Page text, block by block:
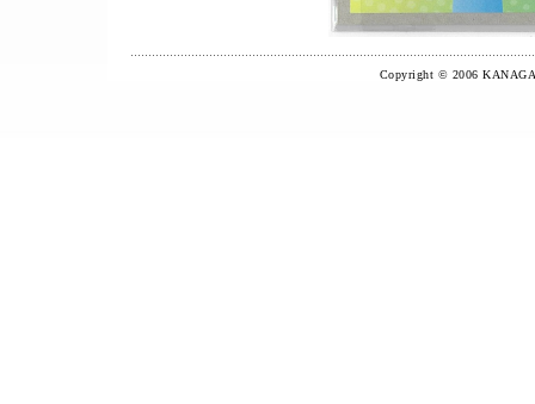
Copyright © 2006